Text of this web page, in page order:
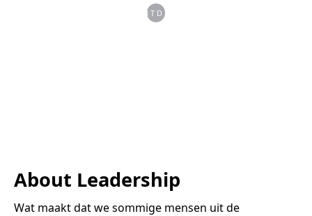
ONTDEK
About Leadership
Wat maakt dat we sommige mensen uit de